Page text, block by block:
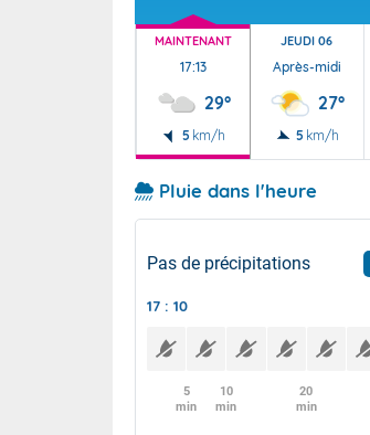
MAINTENANT
17:13
29°
5 km/h
JEUDI 06
Après-midi
27°
5 km/h
Pluie dans l'heure
Pas de précipitations
17 : 10
5
min
10
min
20
min